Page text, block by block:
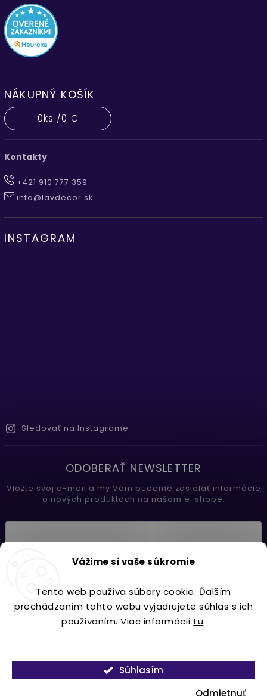
Vážime si vaše súkromie
Tento web používa súbory cookie. Ďalším
prechádzaním tohto webu vyjadrujete súhlas s ich
používaním. Viac informácií tu.
Odmietnuť
Súhlasím
NÁKUPNÝ KOŠÍK
0ks /0 €
Kontakty
+421 910 777 359
info@lavdecor.sk
INSTAGRAM
Sledovať na Instagrame
ODOBERAŤ NEWSLETTER
Vložte svoj e-mail a my Vám budeme zasielať informácie
o nových produktoch na našom e-shope.
Prihlásiť sa
Copyright 2026Lavdecor.sk. Všetky práva vyhradené.
VytvořilShoptet| DesignShoptak.cz.